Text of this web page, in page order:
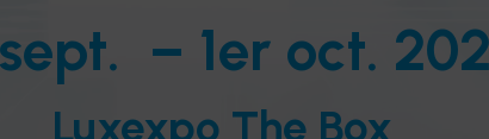
– 1er oct.
Luxexpo The Box